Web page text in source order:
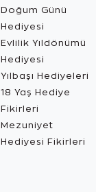
Doğum Günü
Hediyesi
Evlilik Yıldönümü
Hediyesi
Yılbaşı Hediyeleri
18 Yaş Hediye
Fikirleri
Mezuniyet
Hediyesi Fikirleri